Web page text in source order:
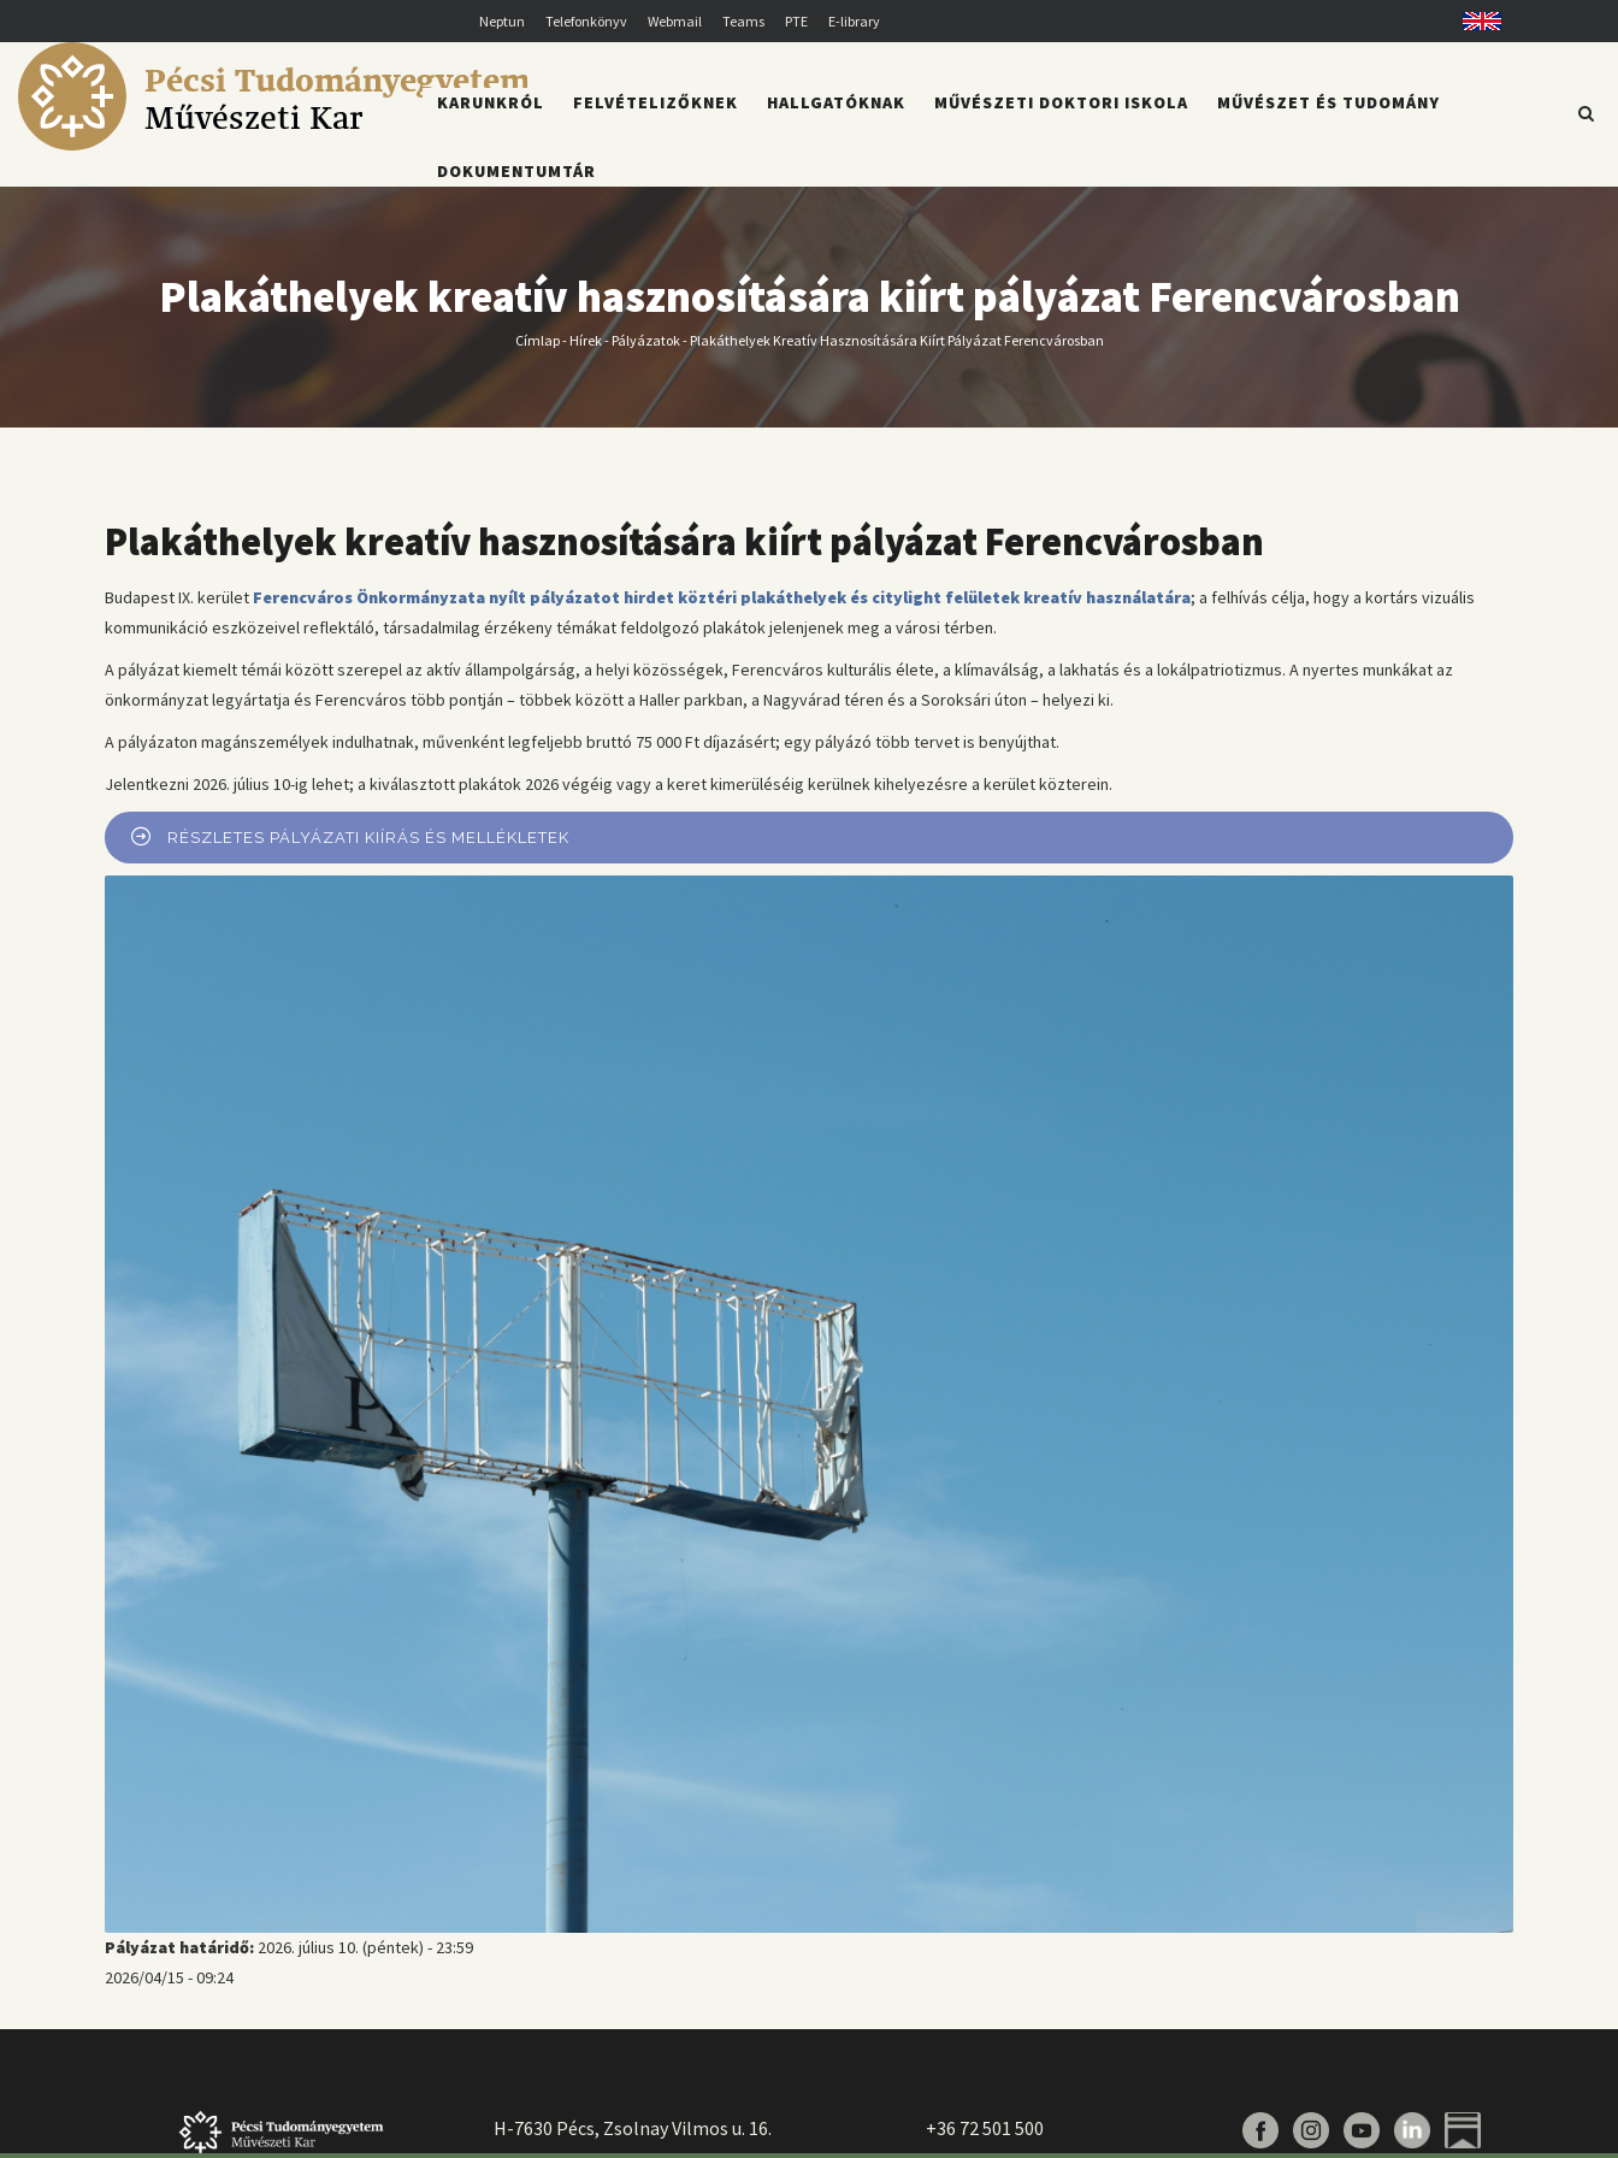
a
tartalomra
Neptun Telefonkönyv Webmail Teams PTE E-library English
Pécsi Tudományegyetem
Művészeti Kar
FŐMENÜ
KARUNKRÓL FELVÉTELIZŐKNEK HALLGATÓKNAK MŰVÉSZETI DOKTORI ISKOLA MŰVÉSZET ÉS TUDOMÁNY
DOKUMENTUMTÁR
Plakáthelyek kreatív hasznosítására kiírt pályázat Ferencvárosban
Morzsa
Címlap- Hírek-Pályázatok-Plakáthelyek Kreatív Hasznosítására Kiírt Pályázat Ferencvárosban
Plakáthelyek kreatív hasznosítására kiírt pályázat Ferencvárosban
Budapest IX. kerület Ferencváros Önkormányzata nyílt pályázatot hirdet köztéri plakáthelyek és citylight felületek kreatív használatára; a felhívás célja, hogy a kortárs vizuális
kommunikáció eszközeivel reflektáló, társadalmilag érzékeny témákat feldolgozó plakátok jelenjenek meg a városi térben.
A pályázat kiemelt témái között szerepel az aktív állampolgárság, a helyi közösségek, Ferencváros kulturális élete, a klímaválság, a lakhatás és a lokálpatriotizmus. A nyertes munkákat az
önkormányzat legyártatja és Ferencváros több pontján – többek között a Haller parkban, a Nagyvárad téren és a Soroksári úton – helyezi ki.
A pályázaton magánszemélyek indulhatnak, művenként legfeljebb bruttó 75 000 Ft díjazásért; egy pályázó több tervet is benyújthat.
Jelentkezni 2026. július 10-ig lehet; a kiválasztott plakátok 2026 végéig vagy a keret kimerüléséig kerülnek kihelyezésre a kerület közterein.
RÉSZLETES PÁLYÁZATI KIÍRÁS ÉS MELLÉKLETEK
Pályázat határidő: 2026. július 10. (péntek) - 23:59
2026/04/15 - 09:24
H-7630 Pécs, Zsolnay Vilmos u. 16. +36 72 501 500